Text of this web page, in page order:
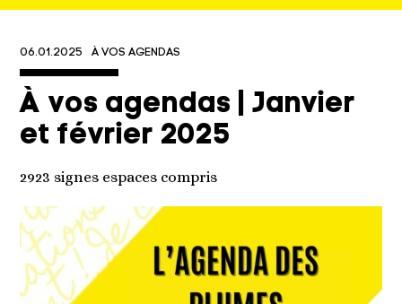
06.01.2025 À VOS AGENDAS
À vos agendas | Janvier
et février 2025
2923 signes espaces compris